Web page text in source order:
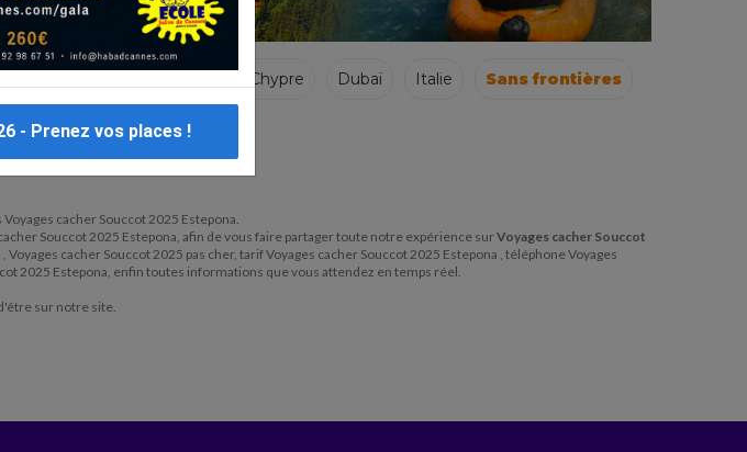
Chypre Dubaï Italie Sans frontières
cacher Souccot 2025 Estepona.
Souccot 2025 Estepona, afin de vous faire partager toute notre expérience surVoyages cacher Souccot
cacher Souccot 2025 pas cher, tarif Voyages cacher Souccot 2025 Estepona , téléphone Voyages
2025 Estepona, enfin toutes informations que vous attendez en temps réel.
sur notre site.
Mercredi 12 Août 2026 - Prenez vos places !